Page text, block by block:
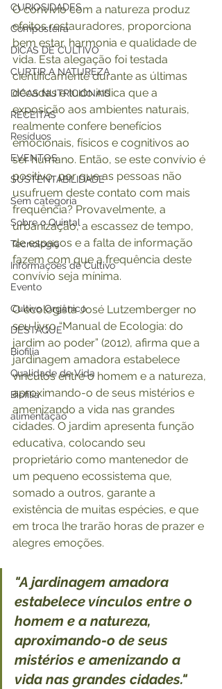
CURIOSIDADES
Composteira
DICAS DE CULTIVO
CURTIR A NATUREZA
DICAS NUTRICIONAIS
RECEITAS
Resíduos
EVENTOS
SUSTENTABILIDADE
Sem categoria
Sobre o Quintal
Tecnologia
Informações de Cultivo
Evento
Cultivo Orgânico
DESTAQUE
Biofilia
Qualidade de Vida
Biofilia
alimentação
O convívio com a natureza produz
efeitos restauradores, proporciona
bem estar, harmonia e qualidade de
vida. Esta alegação foi testada
cientificamente durante as últimas
décadas e tudo indica que a
exposição aos ambientes naturais,
realmente confere benefícios
emocionais, físicos e cognitivos ao
ser humano. Então, se este convívio é
positivo, por que as pessoas não
usufruem deste contato com mais
frequência? Provavelmente, a
urbanização, a escassez de tempo,
de espaços e a falta de informação
fazem com que a frequência deste
convívio seja mínima.
O ecologista José Lutzemberger no
seu livro “Manual de Ecologia: do
jardim ao poder” (2012), afirma que a
jardinagem amadora estabelece
vínculos entre o homem e a natureza,
aproximando-o de seus mistérios e
amenizando a vida nas grandes
cidades. O jardim apresenta função
educativa, colocando seu
proprietário como mantenedor de
um pequeno ecossistema que,
somado a outros, garante a
existência de muitas espécies, e que
em troca lhe trarão horas de prazer e
alegres emoções.
"A jardinagem amadora
estabelece vínculos entre o
homem e a natureza,
aproximando-o de seus
mistérios e amenizando a
vida nas grandes cidades."